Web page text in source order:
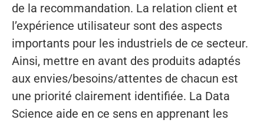
de la recommandation. La relation client et
l’expérience utilisateur sont des aspects
importants pour les industriels de ce secteur.
Ainsi, mettre en avant des produits adaptés
aux envies/besoins/attentes de chacun est
une priorité clairement identifiée. La Data
Science aide en ce sens en apprenant les